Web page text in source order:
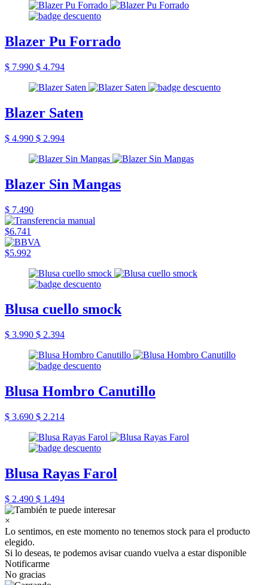
Blazer Pu Forrado
$ 7.990 $ 4.794
Blazer Saten
$ 4.990 $ 2.994
Blazer Sin Mangas
$ 7.490
$6.741
$5.992
Blusa cuello smock
$ 3.990 $ 2.394
Blusa Hombro Canutillo
$ 3.690 $ 2.214
Blusa Rayas Farol
$ 2.490 $ 1.494
×
Lo sentimos, en este momento no tenemos stock para el producto
elegido.
Si lo deseas, te podemos avisar cuando vuelva a estar disponible
Notificarme
No gracias